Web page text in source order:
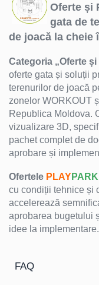
Oferte și
gata de
de joacă la cheie
Categoria „Oferte și
oferte gata și soluții
terenurilor de joacă
zonelor WORKOUT
Republica Moldova.
vizualizare 3D,
pachet complet de
aprobare și
Ofertele PLAYPARK
cu condiții tehnice și
accelerează
aprobarea bugetului
idee la implementare.
FAQ